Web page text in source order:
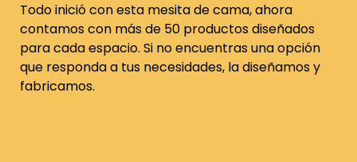
Todo inició con esta mesita de cama, ahora
contamos con más de 50 productos diseñados
para cada espacio. Si no encuentras una opción
que responda a tus necesidades, la diseñamos y
fabricamos.